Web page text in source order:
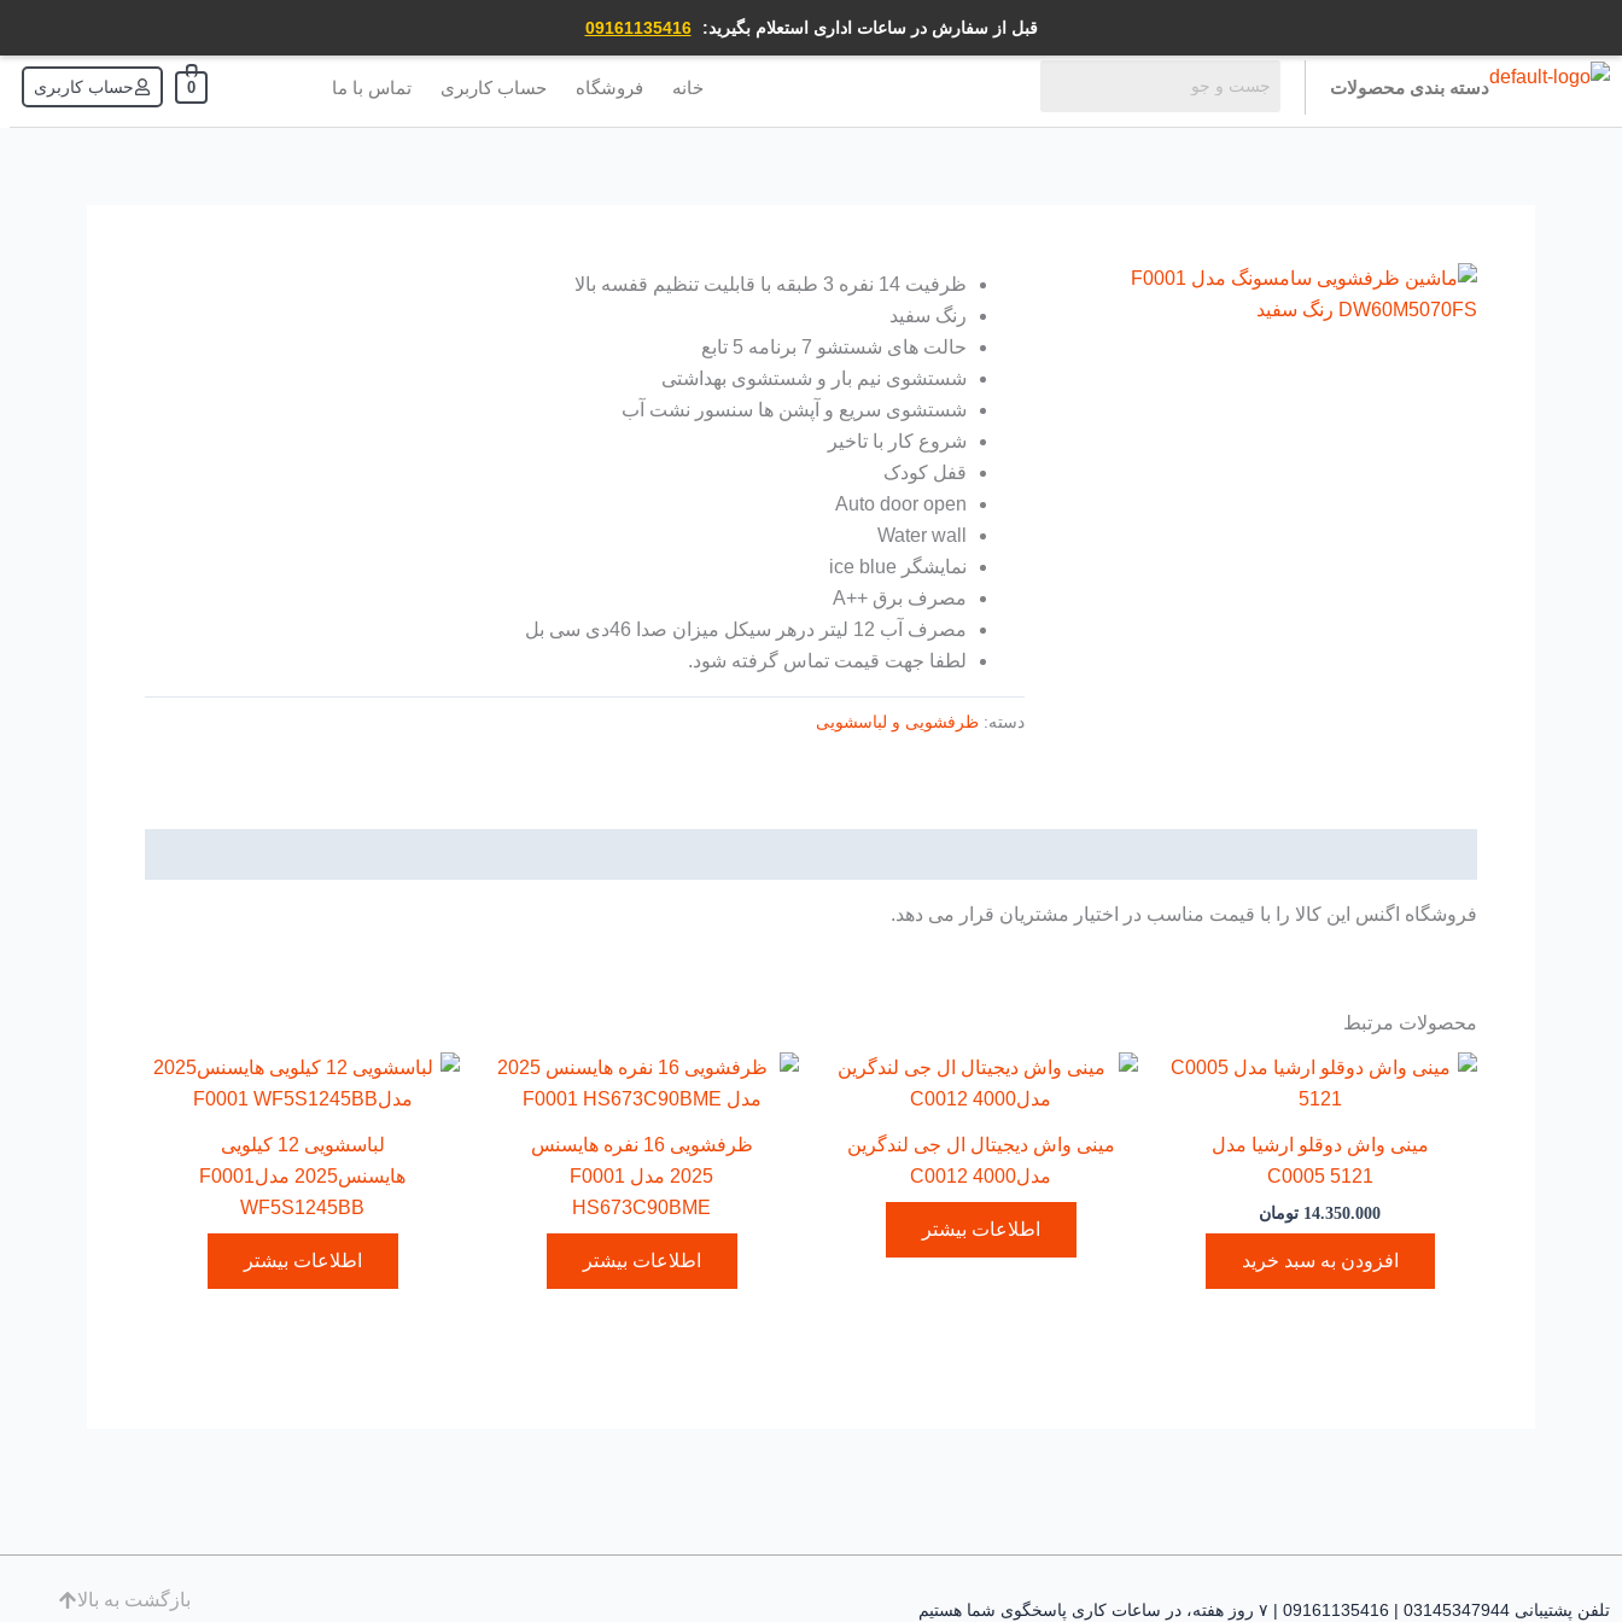
قبل از سفارش در ساعات اداری استعلام بگیرید: 09161135416
محتوا
دسته بندی محصولات خانه فروشگاه حساب کاربری تماس با ما 0 حساب کاربری
ظرفیت 14 نفره 3 طبقه با قابلیت تنظیم قفسه بالا
رنگ سفید
حالت های شستشو 7 برنامه 5 تابع
شستشوی نیم بار و شستشوی بهداشتی
شستشوی سریع و آپشن ها سنسور نشت آب
شروع کار با تاخیر
قفل کودک
Auto door open
Water wall
نمایشگر ice blue
مصرف برق ++A
مصرف آب 12 لیتر درهر سیکل میزان صدا 46دی سی بل
لطفا جهت قیمت تماس گرفته شود.
دسته:ظرفشویی و لباسشویی
فروشگاه اگنس این کالا را با قیمت مناسب در اختیار مشتریان قرار می دهد.
محصولات مرتبط
مینی واش دوقلو ارشیا مدل
C0005 5121
14.350.000 تومان
افزودن به سبد خرید
مینی واش دیجیتال ال جی لندگرین
مدلC0012 4000
اطلاعات بیشتر
ظرفشویی 16 نفره هایسنس
2025 مدل F0001
HS673C90BME
اطلاعات بیشتر
لباسشویی 12 کیلویی
هایسنس2025 مدلF0001
WF5S1245BB
اطلاعات بیشتر
تلفن پشتیبانی 03145347944 | 09161135416 | ۷ روز هفته، در ساعات کاری پاسخگوی شما هستیم
بازگشت به بالا